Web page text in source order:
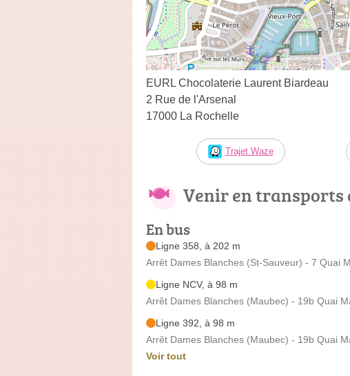
EURL Chocolaterie Laurent Biardeau
2 Rue de l'Arsenal
17000 La Rochelle
Trajet Waze
Venir en transports
En bus
Ligne 358, à 202 m
Arrêt Dames Blanches (St-Sauveur) - 7 Quai
Ligne NCV, à 98 m
Arrêt Dames Blanches (Maubec) - 19b Quai
Ligne 392, à 98 m
Arrêt Dames Blanches (Maubec) - 19b Quai
Voir tout